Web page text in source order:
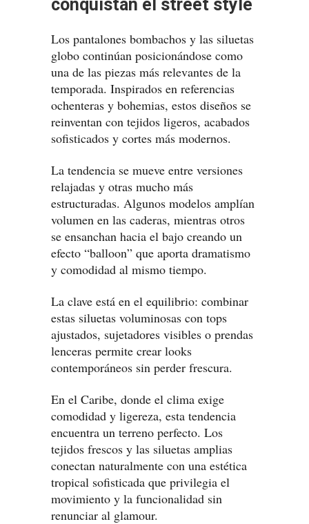
conquistan el street style
Los pantalones bombachos y las siluetas
globo continúan posicionándose como
una de las piezas más relevantes de la
temporada. Inspirados en referencias
ochenteras y bohemias, estos diseños se
reinventan con tejidos ligeros, acabados
sofisticados y cortes más modernos.
La tendencia se mueve entre versiones
relajadas y otras mucho más
estructuradas. Algunos modelos amplían
volumen en las caderas, mientras otros
se ensanchan hacia el bajo creando un
efecto “balloon” que aporta dramatismo
y comodidad al mismo tiempo.
La clave está en el equilibrio: combinar
estas siluetas voluminosas con tops
ajustados, sujetadores visibles o prendas
lenceras permite crear looks
contemporáneos sin perder frescura.
En el Caribe, donde el clima exige
comodidad y ligereza, esta tendencia
encuentra un terreno perfecto. Los
tejidos frescos y las siluetas amplias
conectan naturalmente con una estética
tropical sofisticada que privilegia el
movimiento y la funcionalidad sin
renunciar al glamour.